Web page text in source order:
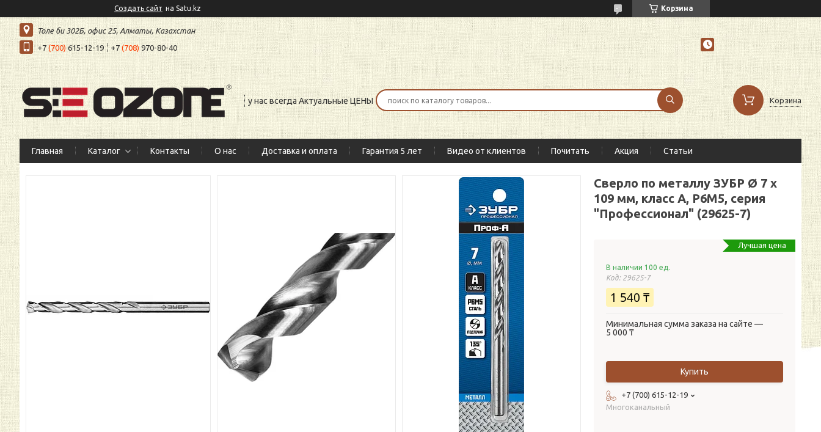
Создать сайт на Satu.kz Корзина
Толе би 302Б, офис 25, Алматы, Казахстан
+7 (700)615-12-19 +7(708) 970-80-40
у нас всегда Актуальные ЦЕНЫ Корзина
Главная Каталог Контакты О нас Доставка и оплата Гарантия 5 лет Видео от клиентов Почитать Акция Статьи
Сверло по металлу ЗУБР Ø 7 x
109 мм, класс А, Р6М5, серия
"Профессионал" (29625-7)
Лучшая цена
В наличии 100 ед.
Код: 29625-7
1 540 ₸
Минимальная сумма заказа на сайте —
5 000 ₸
Купить
+7 (700) 615-12-19
Многоканальный